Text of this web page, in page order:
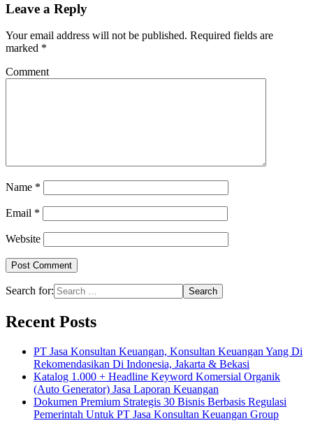
Leave a Reply
Your email address will not be published. Required fields are
marked *
Comment
Name *
Email *
Website
Search for:
Recent Posts
PT Jasa Konsultan Keuangan, Konsultan Keuangan Yang Di
Rekomendasikan Di Indonesia, Jakarta & Bekasi
Katalog 1.000 + Headline Keyword Komersial Organik
(Auto Generator) Jasa Laporan Keuangan
Dokumen Premium Strategis 30 Bisnis Berbasis Regulasi
Pemerintah Untuk PT Jasa Konsultan Keuangan Group